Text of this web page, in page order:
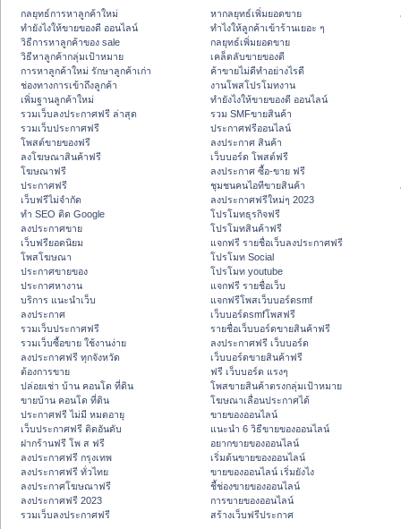
กลยุทธ์การหาลูกค้าใหม่
ทํายังไงให้ขายของดี ออนไลน์
วิธีการหาลูกค้าของ sale
วิธีหาลูกค้ากลุ่มเป้าหมาย
การหาลูกค้าใหม่ รักษาลูกค้าเก่า
ช่องทางการเข้าถึงลูกค้า
เพิ่มฐานลูกค้าใหม่
รวมเว็บลงประกาศฟรี ล่าสุด
รวมเว็บประกาศฟรี
โพสต์ขายของฟรี
ลงโฆษณาสินค้าฟรี
โฆษณาฟรี
ประกาศฟรี
เว็บฟรีไม่จำกัด
ทำ SEO ติด Google
ลงประกาศขาย
เว็บฟรียอดนิยม
โพสโฆษณา
ประกาศขายของ
ประกาศหางาน
บริการ แนะนำเว็บ
ลงประกาศ
รวมเว็บประกาศฟรี
รวมเว็บซื้อขาย ใช้งานง่าย
ลงประกาศฟรี ทุกจังหวัด
ต้องการขาย
ปล่อยเช่า บ้าน คอนโด ที่ดิน
ขายบ้าน คอนโด ที่ดิน
ประกาศฟรี ไม่มี หมดอายุ
เว็บประกาศฟรี ติดอันดับ
ฝากร้านฟรี โพ ส ฟรี
ลงประกาศฟรี กรุงเทพ
ลงประกาศฟรี ทั่วไทย
ลงประกาศโฆษณาฟรี
ลงประกาศฟรี 2023
รวมเว็บลงประกาศฟรี
หากลยุทธ์เพิ่มยอดขาย
ทําไงให้ลูกค้าเข้าร้านเยอะ ๆ
กลยุทธ์เพิ่มยอดขาย
เคล็ดลับขายของดี
ค้าขายไม่ดีทำอย่างไรดี
งานโพสโปรโมทงาน
ทํายังไงให้ขายของดี ออนไลน์
รวม SMFขายสินค้า
ประกาศฟรีออนไลน์
ลงประกาศ สินค้า
เว็บบอร์ด โพสต์ฟรี
ลงประกาศ ซื้อ-ขาย ฟรี
ชุมชนคนไอทีขายสินค้า
ลงประกาศฟรีใหม่ๆ 2023
โปรโมทธุรกิจฟรี
โปรโมทสินค้าฟรี
แจกฟรี รายชื่อเว็บลงประกาศฟรี
โปรโมท Social
โปรโมท youtube
แจกฟรี รายชื่อเว็บ
แจกฟรีโพสเว็บบอร์ดsmf
เว็บบอร์ดsmfโพสฟรี
รายชื่อเว็บบอร์ดขายสินค้าฟรี
ลงประกาศฟรี เว็บบอร์ด
เว็บบอร์ดขายสินค้าฟรี
ฟรี เว็บบอร์ด แรงๆ
โพสขายสินค้าตรงกลุ่มเป้าหมาย
โฆษณาเลื่อนประกาศได้
ขายของออนไลน์
แนะนำ 6 วิธีขายของออนไลน์
อยากขายของออนไลน์
เริ่มต้นขายของออนไลน์
ขายของออนไลน์ เริ่มยังไง
ชี้ช่องขายของออนไลน์
การขายของออนไลน์
สร้างเว็บฟรีประกาศ